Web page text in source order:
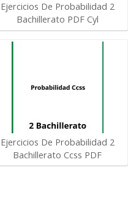
Ejercicios De Probabilidad 2
Bachillerato PDF Cyl
Ejercicios De Probabilidad 2
Bachillerato Ccss PDF